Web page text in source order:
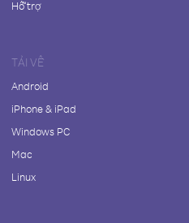
Hỗ trợ
TẢI VỀ
Android
iPhone & iPad
Windows PC
Mac
Linux